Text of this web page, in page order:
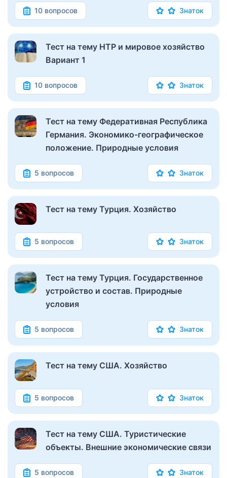
10 вопросов Знаток
Тест на тему НТР и мировое хозяйство
Вариант 1
10 вопросов Знаток
Тест на тему Федеративная Республика
Германия. Экономико-географическое
положение. Природные условия
5 вопросов Знаток
Тест на тему Турция. Хозяйство
5 вопросов Знаток
Тест на тему Турция. Государственное
устройство и состав. Природные
условия
5 вопросов Знаток
Тест на тему США. Хозяйство
5 вопросов Знаток
Тест на тему США. Туристические
объекты. Внешние экономические связи
5 вопросов Знаток